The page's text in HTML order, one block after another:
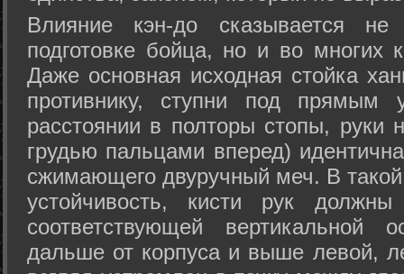
Влияние кэн-до сказывается не
подготовке бойца, но и во многих
Даже основная исходная стойка
противнику, ступни под прямым
расстоянии в полторы стопы, руки
грудью пальцами вперед)
сжимающего двуручный меч. В
устойчивость, кисти рук
соответствующей
дальше от корпуса и выше левой,